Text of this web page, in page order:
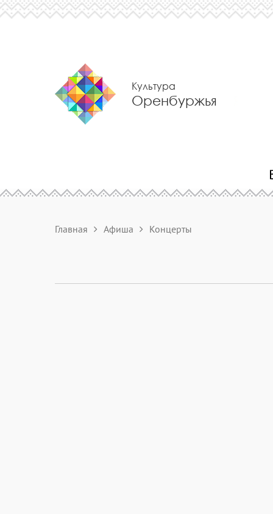
Культура
Оренбуржья
Главная Афиша Концерты